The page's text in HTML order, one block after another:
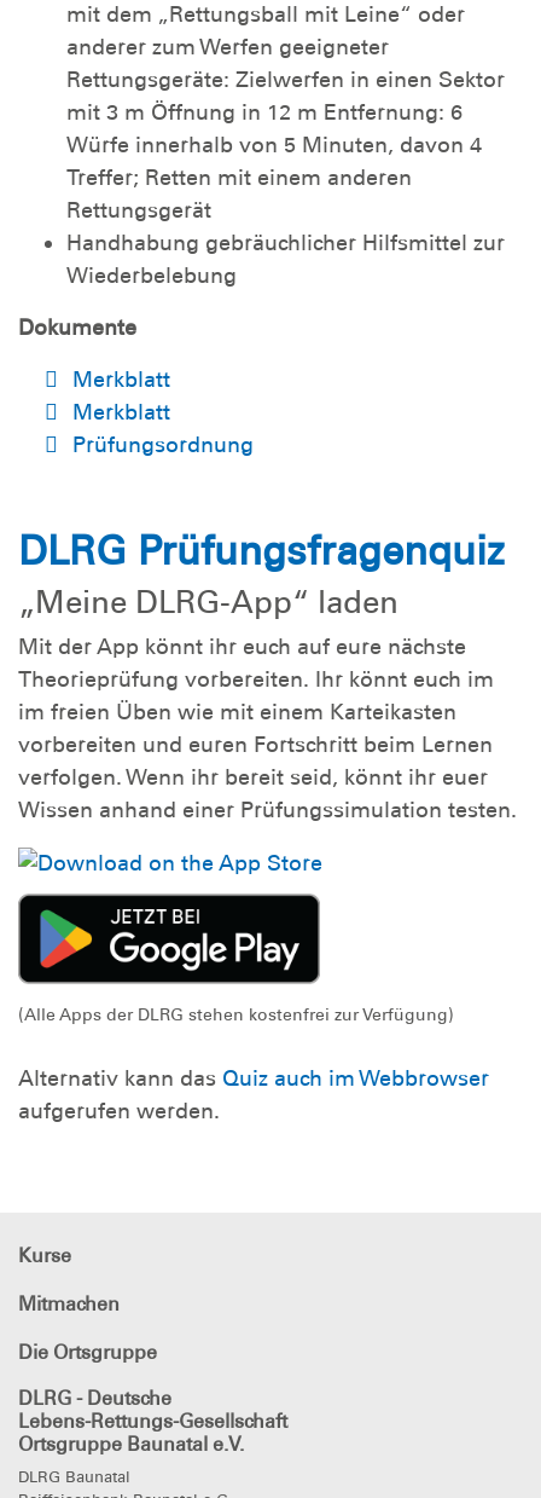
mit dem „Rettungsball mit Leine“ oder
anderer zum Werfen geeigneter
Rettungsgeräte: Zielwerfen in einen Sektor
mit 3 m Öffnung in 12 m Entfernung: 6
Würfe innerhalb von 5 Minuten, davon 4
Treffer; Retten mit einem anderen
Rettungsgerät
Handhabung gebräuchlicher Hilfsmittel zur
Wiederbelebung
Dokumente
Merkblatt
Merkblatt
Prüfungsordnung
DLRG Prüfungsfragenquiz
„Meine DLRG-App“ laden
Mit der App könnt ihr euch auf eure nächste
Theorieprüfung vorbereiten. Ihr könnt euch im
im freien Üben wie mit einem Karteikasten
vorbereiten und euren Fortschritt beim Lernen
verfolgen. Wenn ihr bereit seid, könnt ihr euer
Wissen anhand einer Prüfungssimulation testen.
(Alle Apps der DLRG stehen kostenfrei zur Verfügung)
Alternativ kann das Quiz auch im Webbrowser
aufgerufen werden.
Kurse
Mitmachen
Die Ortsgruppe
DLRG - Deutsche
Lebens-Rettungs-Gesellschaft
Ortsgruppe Baunatal e.V.
DLRG Baunatal